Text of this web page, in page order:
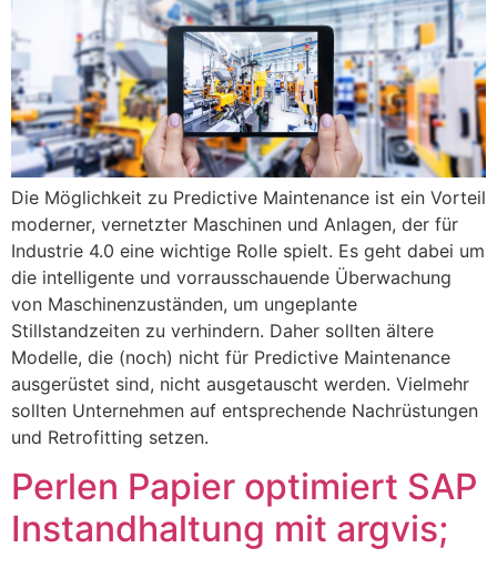
Die Möglichkeit zu Predictive Maintenance ist ein Vorteil
moderner, vernetzter Maschinen und Anlagen, der für
Industrie 4.0 eine wichtige Rolle spielt. Es geht dabei um
die intelligente und vorrausschauende Überwachung
von Maschinenzuständen, um ungeplante
Stillstandzeiten zu verhindern. Daher sollten ältere
Modelle, die (noch) nicht für Predictive Maintenance
ausgerüstet sind, nicht ausgetauscht werden. Vielmehr
sollten Unternehmen auf entsprechende Nachrüstungen
und Retrofitting setzen.
Perlen Papier optimiert SAP
Instandhaltung mit argvis;